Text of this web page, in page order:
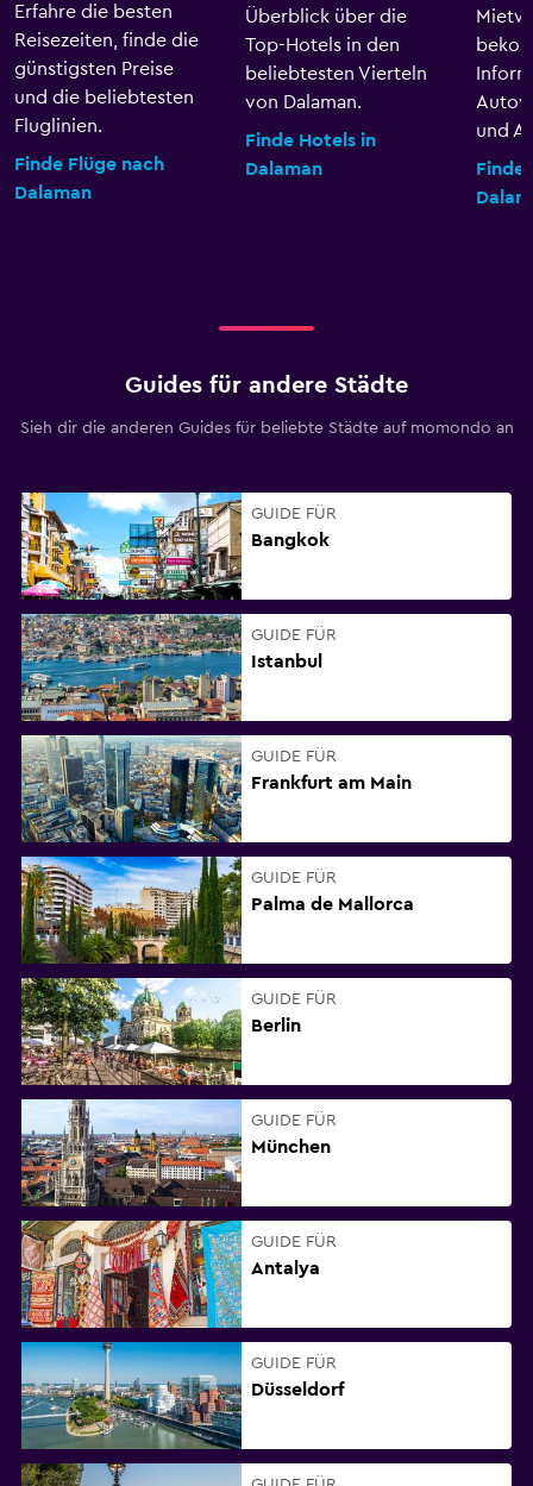
Erfahre die besten
Reisezeiten, finde die
günstigsten Preise
und die beliebtesten
Fluglinien.
Finde Flüge nach
Dalaman
Überblick über die
Top-Hotels in den
beliebtesten Vierteln
von Dalaman.
Finde Hotels in
Dalaman
und
Finde
Guides für andere Städte
Sieh dir die anderen Guides für beliebte Städte auf momondo an
GUIDE FÜR
Bangkok
GUIDE FÜR
Istanbul
GUIDE FÜR
Frankfurt am Main
GUIDE FÜR
Palma de Mallorca
GUIDE FÜR
Berlin
GUIDE FÜR
München
GUIDE FÜR
Antalya
GUIDE FÜR
Düsseldorf